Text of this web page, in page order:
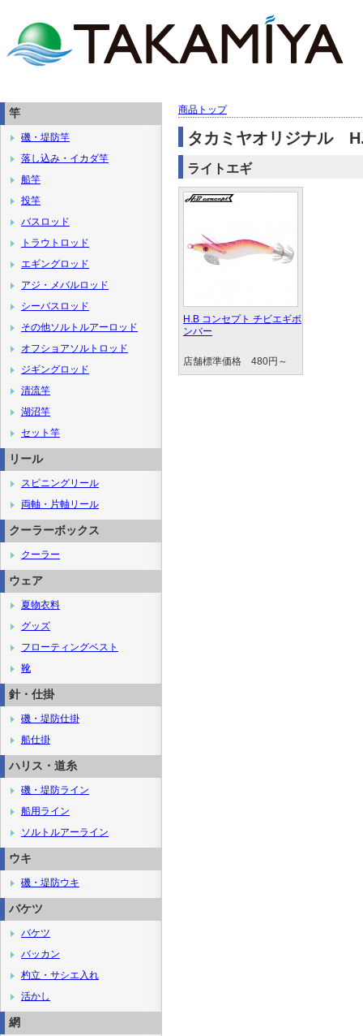
商品トップ
タカミヤオリジナル
ライトエギ
H.B コンセプト チビエギボ
ンバー
店舗標準価格 480円～
竿
磯・堤防竿
落し込み・イカダ竿
船竿
投竿
バスロッド
トラウトロッド
エギングロッド
アジ・メバルロッド
シーバスロッド
その他ソルトルアーロッド
オフショアソルトロッド
ジギングロッド
清流竿
湖沼竿
セット竿
リール
スピニングリール
両軸・片軸リール
クーラーボックス
クーラー
ウェア
夏物衣料
グッズ
フローティングベスト
靴
針・仕掛
磯・堤防仕掛
船仕掛
ハリス・道糸
磯・堤防ライン
船用ライン
ソルトルアーライン
ウキ
磯・堤防ウキ
バケツ
バケツ
バッカン
杓立・サシエ入れ
活かし
網